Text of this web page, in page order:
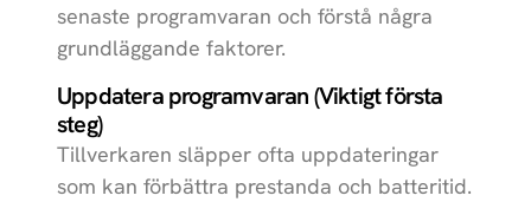
Samsung
Galaxy Tab
A11
Apple iPhone 17
Apple iPhone 17 Pro
senaste programvaran och förstå några
grundläggande faktorer.
Uppdatera programvaran (Viktigt första
steg)
Tillverkaren släpper ofta uppdateringar
som kan förbättra prestanda och batteritid.